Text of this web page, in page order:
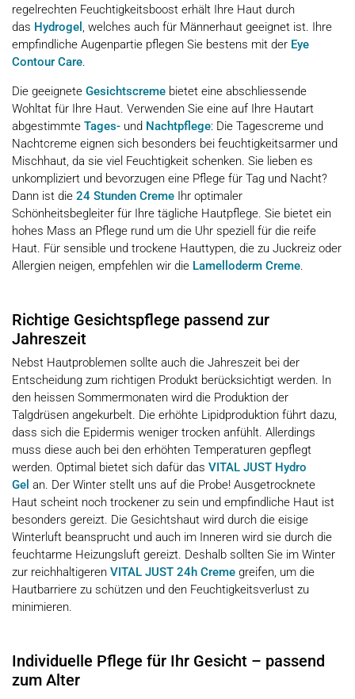
regelrechten Feuchtigkeitsboost erhält Ihre Haut durch
das Hydrogel , welches auch für Männerhaut geeignet ist. Ihre
empfindliche Augenpartie pflegen Sie bestens mit der Eye
Contour Care.
Die geeignete Gesichtscreme bietet eine abschliessende
Wohltat für Ihre Haut. Verwenden Sie eine auf Ihre Hautart
abgestimmte Tages- und Nachtpflege: Die Tagescreme und
Nachtcreme eignen sich besonders bei feuchtigkeitsarmer und
Mischhaut, da sie viel Feuchtigkeit schenken. Sie lieben es
unkompliziert und bevorzugen eine Pflege für Tag und Nacht?
Dann ist die 24 Stunden Creme Ihr optimaler
Schönheitsbegleiter für Ihre tägliche Hautpflege. Sie bietet ein
hohes Mass an Pflege rund um die Uhr speziell für die reife
Haut. Für sensible und trockene Hauttypen, die zu Juckreiz oder
Allergien neigen, empfehlen wir die Lamelloderm Creme.
Richtige Gesichtspflege passend zur
Jahreszeit
Nebst Hautproblemen sollte auch die Jahreszeit bei der
Entscheidung zum richtigen Produkt berücksichtigt werden. In
den heissen Sommermonaten wird die Produktion der
Talgdrüsen angekurbelt. Die erhöhte Lipidproduktion führt dazu,
dass sich die Epidermis weniger trocken anfühlt. Allerdings
muss diese auch bei den erhöhten Temperaturen gepflegt
werden. Optimal bietet sich dafür das VITAL JUST Hydro
Gel an. Der Winter stellt uns auf die Probe! Ausgetrocknete
Haut scheint noch trockener zu sein und empfindliche Haut ist
besonders gereizt. Die Gesichtshaut wird durch die eisige
Winterluft beansprucht und auch im Inneren wird sie durch die
feuchtarme Heizungsluft gereizt. Deshalb sollten Sie im Winter
zur reichhaltigeren VITAL JUST 24h Creme greifen, um die
Hautbarriere zu schützen und den Feuchtigkeitsverlust zu
minimieren.
Individuelle Pflege für Ihr Gesicht – passend
zum Alter